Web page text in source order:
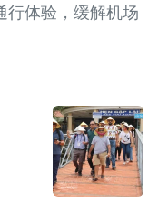
行体验，缓解机场